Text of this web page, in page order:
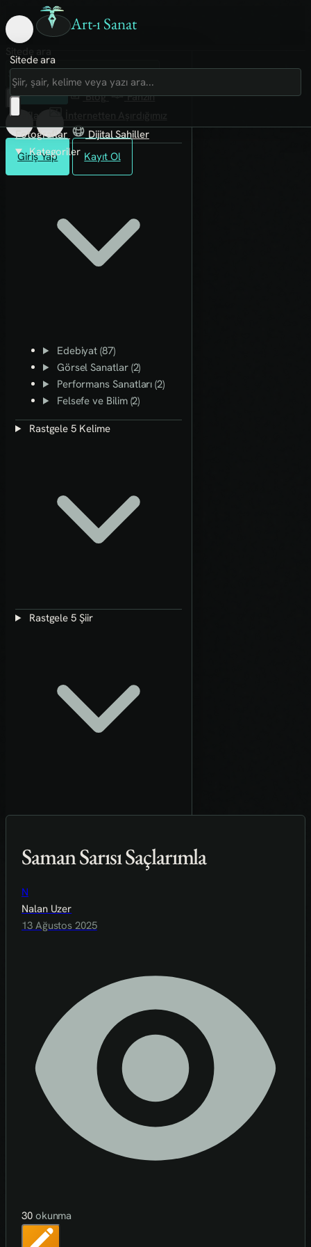
Art-ı Sanat
Giriş Yap Kayıt Ol
Sitede ara
Art-ı Sosyal
İmece
Kütüphane
Blog
Fanzin
Rafları
Fotoğraflar
Dijital Sahiller
Kategoriler
Edebiyat (87)
Görsel Sanatlar (2)
Performans Sanatları (2)
Felsefe ve Bilim (2)
Rastgele 5 Kelime
Rastgele 5 Şiir
Saman Sarısı Saçlarımla
N
Nalan Uzer
13 Ağustos 2025
30 okunma